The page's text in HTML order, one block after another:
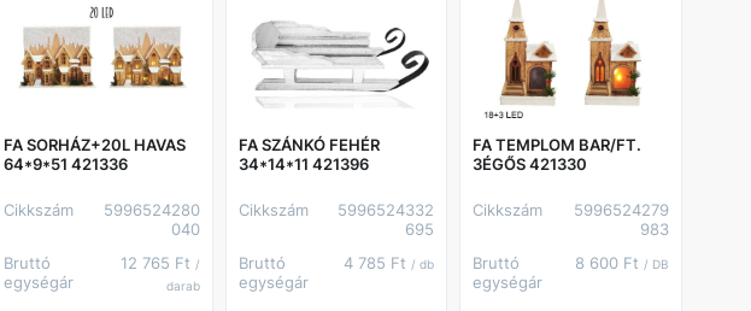
FA SORHÁZ+20L HAVAS
64*9*51 421336
Cikkszám
5996524280
040
Bruttó
egységár
12 765 Ft /
darab
FA SZÁNKÓ FEHÉR
34*14*11 421396
Cikkszám
5996524332
695
Bruttó
egységár
4 785 Ft/ db
FA TEMPLOM BAR/FT.
3ÉGŐS 421330
Cikkszám
5996524279
983
Bruttó
egységár
8 600 Ft / DB